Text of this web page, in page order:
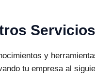
Servicios
y
tu empresa al